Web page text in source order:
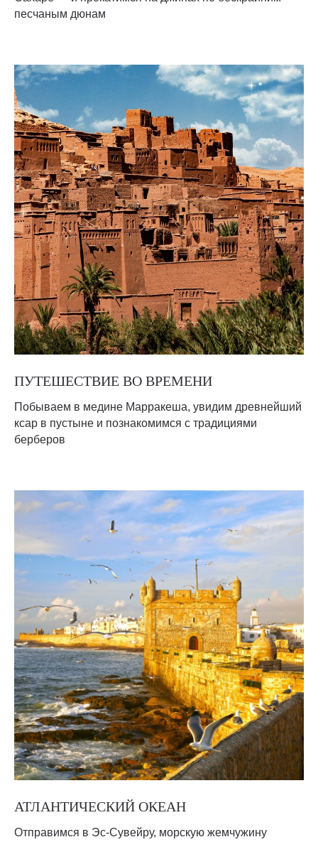
песчаным дюнам
ПУТЕШЕСТВИЕ ВО ВРЕМЕНИ
Побываем в медине Марракеша, увидим древнейший
ксар в пустыне и познакомимся с традициями
берберов
АТЛАНТИЧЕСКИЙ ОКЕАН
Отправимся в Эс-Сувейру, морскую жемчужину